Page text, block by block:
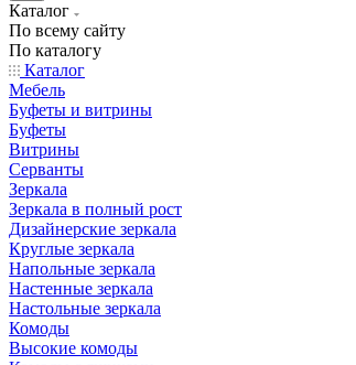
Каталог
По всему сайту
По каталогу
Каталог
Мебель
Буфеты и витрины
Буфеты
Витрины
Серванты
Зеркала
Зеркала в полный рост
Дизайнерские зеркала
Круглые зеркала
Напольные зеркала
Настенные зеркала
Настольные зеркала
Комоды
Высокие комоды